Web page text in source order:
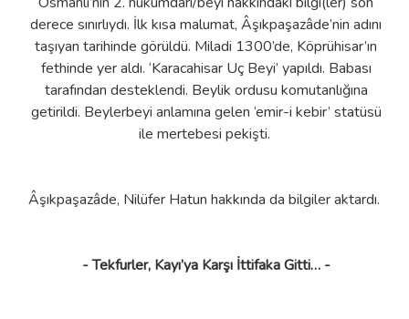
derece sınırlıydı. İlk kısa malumat, Âşıkpaşazâde’nin adını
taşıyan tarihinde görüldü. Miladi 1300’de, Köprühisar’ın
fethinde yer aldı. ‘Karacahisar Uç Beyi’ yapıldı. Babası
tarafından desteklendi. Beylik ordusu komutanlığına
getirildi. Beylerbeyi anlamına gelen ‘emir-i kebir’ statüsü
ile mertebesi pekişti.
Âşıkpaşazâde, Nilüfer Hatun hakkında da bilgiler aktardı.
- Tekfurler, Kayı’ya Karşı İttifaka Gitti… -